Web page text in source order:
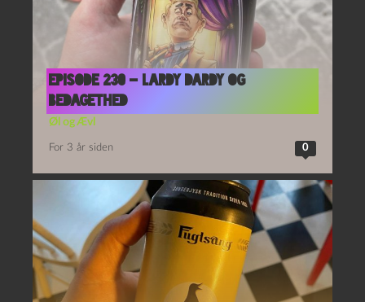
Episode 230 – Lardy Dardy og
Bedagethed
Øl og Ævl
For 3 år siden 0